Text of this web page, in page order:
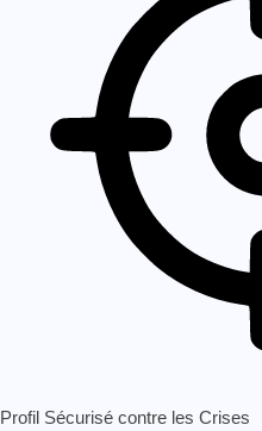
Profil Sécurisé contre les Crises